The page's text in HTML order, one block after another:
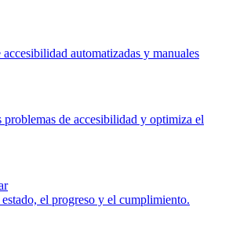
accesibilidad automatizadas y manuales
problemas de accesibilidad y optimiza el
el progreso y el cumplimiento.